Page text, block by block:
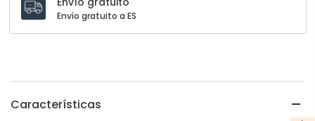
Envío gratuito a ES
Características